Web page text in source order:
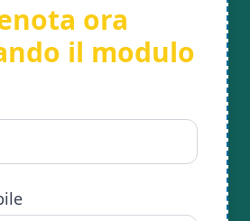
ora
il modulo